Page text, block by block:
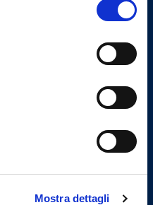
Mostra dettagli
Chirurghi e
di Savona